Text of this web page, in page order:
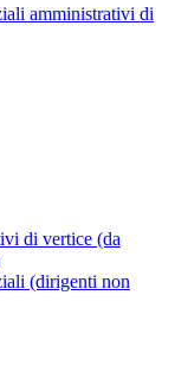
amministrativi di
di vertice (da
(dirigenti non